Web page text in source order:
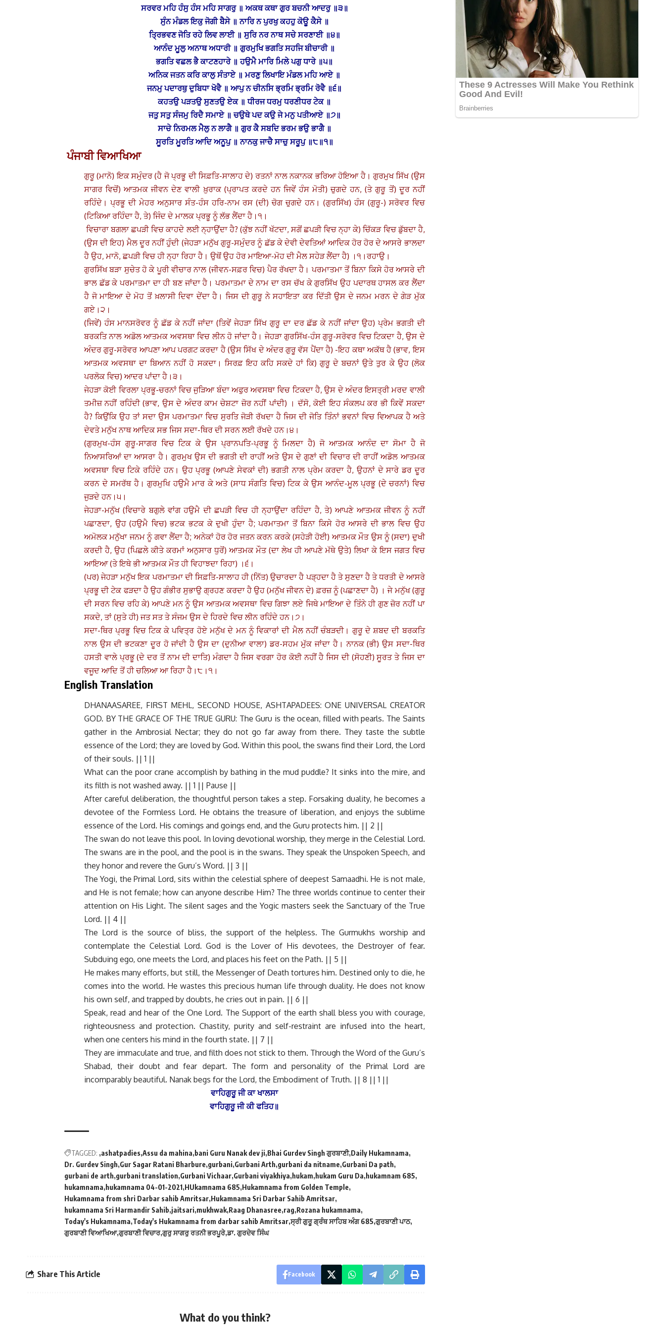
ਸਰਵਰ ਮਹਿ ਹੰਸੁ ਹੰਸ ਮਹਿ ਸਾਗਰੁ ॥ ਅਕਥ ਕਥਾ ਗੁਰ ਬਚਨੀ ਆਦਰੁ ॥੩॥
ਸੁੰਨ ਮੰਡਲ ਇਕੁ ਜੋਗੀ ਬੈਸੇ ॥ ਨਾਰਿ ਨ ਪੁਰਖੁ ਕਹਹੁ ਕੋਊ ਕੈਸੇ ॥
ਤ੍ਰਿਭਵਣ ਜੋਤਿ ਰਹੇ ਲਿਵ ਲਾਈ ॥ ਸੁਰਿ ਨਰ ਨਾਥ ਸਚੇ ਸਰਣਾਈ ॥੪॥
ਆਨੰਦ ਮੂਲੁ ਅਨਾਥ ਅਧਾਰੀ ॥ ਗੁਰਮੁਖਿ ਭਗਤਿ ਸਹਜਿ ਬੀਚਾਰੀ ॥
ਭਗਤਿ ਵਛਲ ਭੈ ਕਾਟਣਹਾਰੇ ॥ ਹਉਮੈ ਮਾਰਿ ਮਿਲੇ ਪਗੁ ਧਾਰੇ ॥੫॥
ਅਨਿਕ ਜਤਨ ਕਰਿ ਕਾਲੁ ਸੰਤਾਏ ॥ ਮਰਣੁ ਲਿਖਾਇ ਮੰਡਲ ਮਹਿ ਆਏ ॥
ਜਨਮੁ ਪਦਾਰਥੁ ਦੁਬਿਧਾ ਖੋਵੈ ॥ ਆਪੁ ਨ ਚੀਨਸਿ ਭ੍ਰਮਿ ਭ੍ਰਮਿ ਰੋਵੈ ॥੬॥
ਕਹਤਉ ਪੜਤਉ ਸੁਣਤਉ ਏਕ ॥ ਧੀਰਜ ਧਰਮੁ ਧਰਣੀਧਰ ਟੇਕ ॥
ਜਤੁ ਸਤੁ ਸੰਜਮੁ ਰਿਦੈ ਸਮਾਏ ॥ ਚਉਥੇ ਪਦ ਕਉ ਜੇ ਮਨੁ ਪਤੀਆਏ ॥੭॥
ਸਾਚੇ ਨਿਰਮਲ ਮੈਲੁ ਨ ਲਾਗੈ ॥ ਗੁਰ ਕੈ ਸਬਦਿ ਭਰਮ ਭਉ ਭਾਗੈ ॥
ਸੂਰਤਿ ਮੂਰਤਿ ਆਦਿ ਅਨੂਪੁ ॥ ਨਾਨਕੁ ਜਾਚੈ ਸਾਚੁ ਸਰੂਪੁ ॥੮॥੧॥
ਪੰਜਾਬੀ ਵਿਆਖਿਆ
ਗੁਰੂ (ਮਾਨੋ) ਇਕ ਸਮੁੰਦਰ (ਹੈ ਜੋ ਪ੍ਰਭੂ ਦੀ ਸਿਫ਼ਤਿ-ਸਾਲਾਹ ਦੇ) ਰਤਨਾਂ ਨਾਲ ਨਕਾਨਕ ਭਰਿਆ ਹੋਇਆ ਹੈ। ਗੁਰਮੁਖ ਸਿੱਖ (ਉਸ
ਸਾਗਰ ਵਿਚੋਂ) ਆਤਮਕ ਜੀਵਨ ਦੇਣ ਵਾਲੀ ਖ਼ੁਰਾਕ (ਪ੍ਰਾਪਤ ਕਰਦੇ ਹਨ ਜਿਵੇਂ ਹੰਸ ਮੋਤੀ) ਚੁਗਦੇ ਹਨ, (ਤੇ ਗੁਰੂ ਤੋਂ) ਦੂਰ ਨਹੀਂ
ਰਹਿੰਦੇ। ਪ੍ਰਭੂ ਦੀ ਮੇਹਰ ਅਨੁਸਾਰ ਸੰਤ-ਹੰਸ ਹਰਿ-ਨਾਮ ਰਸ (ਦੀ) ਚੋਗ ਚੁਗਦੇ ਹਨ। (ਗੁਰਸਿੱਖ) ਹੰਸ (ਗੁਰੂ-) ਸਰੋਵਰ ਵਿਚ
(ਟਿਕਿਆ ਰਹਿੰਦਾ ਹੈ, ਤੇ) ਜਿੰਦ ਦੇ ਮਾਲਕ ਪ੍ਰਭੂ ਨੂੰ ਲੱਭ ਲੈਂਦਾ ਹੈ।੧।
ਵਿਚਾਰਾ ਬਗਲਾ ਛਪੜੀ ਵਿਚ ਕਾਹਦੇ ਲਈ ਨ੍ਹਾਉਂਦਾ ਹੈ? (ਕੁੱਝ ਨਹੀਂ ਖੱਟਦਾ, ਸਗੋਂ ਛਪੜੀ ਵਿਚ ਨ੍ਹਾ ਕੇ) ਚਿੱਕੜ ਵਿਚ ਡੁੱਬਦਾ ਹੈ,
(ਉਸ ਦੀ ਇਹ) ਮੈਲ ਦੂਰ ਨਹੀਂ ਹੁੰਦੀ (ਜੇਹੜਾ ਮਨੁੱਖ ਗੁਰੂ-ਸਮੁੰਦਰ ਨੂੰ ਛੱਡ ਕੇ ਦੇਵੀ ਦੇਵਤਿਆਂ ਆਦਿਕ ਹੋਰ ਹੋਰ ਦੇ ਆਸਰੇ ਭਾਲਦਾ
ਹੈ ਉਹ, ਮਾਨੋ, ਛਪੜੀ ਵਿਚ ਹੀ ਨ੍ਹਾ ਰਿਹਾ ਹੈ। ਉਥੋਂ ਉਹ ਹੋਰ ਮਾਇਆ-ਮੋਹ ਦੀ ਮੈਲ ਸਹੇੜ ਲੈਂਦਾ ਹੈ) ।੧।ਰਹਾਉ।
ਗੁਰਸਿੱਖ ਬੜਾ ਸੁਚੇਤ ਹੋ ਕੇ ਪੂਰੀ ਵੀਚਾਰ ਨਾਲ (ਜੀਵਨ-ਸਫ਼ਰ ਵਿਚ) ਪੈਰ ਰੱਖਦਾ ਹੈ। ਪਰਮਾਤਮਾ ਤੋਂ ਬਿਨਾ ਕਿਸੇ ਹੋਰ ਆਸਰੇ ਦੀ
ਭਾਲ ਛੱਡ ਕੇ ਪਰਮਾਤਮਾ ਦਾ ਹੀ ਬਣ ਜਾਂਦਾ ਹੈ। ਪਰਮਾਤਮਾ ਦੇ ਨਾਮ ਦਾ ਰਸ ਚੱਖ ਕੇ ਗੁਰਸਿੱਖ ਉਹ ਪਦਾਰਥ ਹਾਸਲ ਕਰ ਲੈਂਦਾ
ਹੈ ਜੋ ਮਾਇਆ ਦੇ ਮੋਹ ਤੋਂ ਖ਼ਲਾਸੀ ਦਿਵਾ ਦੇਂਦਾ ਹੈ। ਜਿਸ ਦੀ ਗੁਰੂ ਨੇ ਸਹਾਇਤਾ ਕਰ ਦਿੱਤੀ ਉਸ ਦੇ ਜਨਮ ਮਰਨ ਦੇ ਗੇੜ ਮੁੱਕ
ਗਏ।੨।
(ਜਿਵੇਂ) ਹੰਸ ਮਾਨਸਰੋਵਰ ਨੂੰ ਛੱਡ ਕੇ ਨਹੀਂ ਜਾਂਦਾ (ਤਿਵੇਂ ਜੇਹੜਾ ਸਿੱਖ ਗੁਰੂ ਦਾ ਦਰ ਛੱਡ ਕੇ ਨਹੀਂ ਜਾਂਦਾ ਉਹ) ਪ੍ਰੇਮ ਭਗਤੀ ਦੀ
ਬਰਕਤਿ ਨਾਲ ਅਡੋਲ ਆਤਮਕ ਅਵਸਥਾ ਵਿਚ ਲੀਨ ਹੋ ਜਾਂਦਾ ਹੈ। ਜੇਹੜਾ ਗੁਰਸਿੱਖ-ਹੰਸ ਗੁਰੂ-ਸਰੋਵਰ ਵਿਚ ਟਿਕਦਾ ਹੈ, ਉਸ ਦੇ
ਅੰਦਰ ਗੁਰੂ-ਸਰੋਵਰ ਆਪਣਾ ਆਪ ਪਰਗਟ ਕਰਦਾ ਹੈ (ਉਸ ਸਿੱਖ ਦੇ ਅੰਦਰ ਗੁਰੂ ਵੱਸ ਪੈਂਦਾ ਹੈ) -ਇਹ ਕਥਾ ਅਕੱਥ ਹੈ (ਭਾਵ, ਇਸ
ਆਤਮਕ ਅਵਸਥਾ ਦਾ ਬਿਆਨ ਨਹੀਂ ਹੋ ਸਕਦਾ। ਸਿਰਫ਼ ਇਹ ਕਹਿ ਸਕਦੇ ਹਾਂ ਕਿ) ਗੁਰੂ ਦੇ ਬਚਨਾਂ ਉਤੇ ਤੁਰ ਕੇ ਉਹ (ਲੋਕ
ਪਰਲੋਕ ਵਿਚ) ਆਦਰ ਪਾਂਦਾ ਹੈ।੩।
ਜੇਹੜਾ ਕੋਈ ਵਿਰਲਾ ਪ੍ਰਭੂ-ਚਰਨਾਂ ਵਿਚ ਜੁੜਿਆ ਬੰਦਾ ਅਫੁਰ ਅਵਸਥਾ ਵਿਚ ਟਿਕਦਾ ਹੈ, ਉਸ ਦੇ ਅੰਦਰ ਇਸਤ੍ਰੀ ਮਰਦ ਵਾਲੀ
ਤਮੀਜ਼ ਨਹੀਂ ਰਹਿੰਦੀ (ਭਾਵ, ਉਸ ਦੇ ਅੰਦਰ ਕਾਮ ਚੇਸ਼ਟਾ ਜ਼ੋਰ ਨਹੀਂ ਪਾਂਦੀ) । ਦੱਸੋ, ਕੋਈ ਇਹ ਸੰਕਲਪ ਕਰ ਭੀ ਕਿਵੇਂ ਸਕਦਾ
ਹੈ? ਕਿਉਂਕਿ ਉਹ ਤਾਂ ਸਦਾ ਉਸ ਪਰਮਾਤਮਾ ਵਿਚ ਸੁਰਤਿ ਜੋੜੀ ਰੱਖਦਾ ਹੈ ਜਿਸ ਦੀ ਜੋਤਿ ਤਿੰਨਾਂ ਭਵਨਾਂ ਵਿਚ ਵਿਆਪਕ ਹੈ ਅਤੇ
ਦੇਵਤੇ ਮਨੁੱਖ ਨਾਥ ਆਦਿਕ ਸਭ ਜਿਸ ਸਦਾ-ਥਿਰ ਦੀ ਸਰਨ ਲਈ ਰੱਖਦੇ ਹਨ।੪।
(ਗੁਰਮੁਖ-ਹੰਸ ਗੁਰੂ-ਸਾਗਰ ਵਿਚ ਟਿਕ ਕੇ ਉਸ ਪ੍ਰਾਨਪਤਿ-ਪ੍ਰਭੂ ਨੂੰ ਮਿਲਦਾ ਹੈ) ਜੋ ਆਤਮਕ ਆਨੰਦ ਦਾ ਸੋਮਾ ਹੈ ਜੋ
ਨਿਆਸਰਿਆਂ ਦਾ ਆਸਰਾ ਹੈ। ਗੁਰਮੁਖ ਉਸ ਦੀ ਭਗਤੀ ਦੀ ਰਾਹੀਂ ਅਤੇ ਉਸ ਦੇ ਗੁਣਾਂ ਦੀ ਵਿਚਾਰ ਦੀ ਰਾਹੀਂ ਅਡੋਲ ਆਤਮਕ
ਅਵਸਥਾ ਵਿਚ ਟਿਕੇ ਰਹਿੰਦੇ ਹਨ। ਉਹ ਪ੍ਰਭੂ (ਆਪਣੇ ਸੇਵਕਾਂ ਦੀ) ਭਗਤੀ ਨਾਲ ਪ੍ਰੇਮ ਕਰਦਾ ਹੈ, ਉਹਨਾਂ ਦੇ ਸਾਰੇ ਡਰ ਦੂਰ
ਕਰਨ ਦੇ ਸਮਰੱਥ ਹੈ। ਗੁਰਮੁਖਿ ਹਉਮੈ ਮਾਰ ਕੇ ਅਤੇ (ਸਾਧ ਸੰਗਤਿ ਵਿਚ) ਟਿਕ ਕੇ ਉਸ ਆਨੰਦ-ਮੂਲ ਪ੍ਰਭੂ (ਦੇ ਚਰਨਾਂ) ਵਿਚ
ਜੁੜਦੇ ਹਨ।੫।
ਜੇਹੜਾ-ਮਨੁੱਖ (ਵਿਚਾਰੇ ਬਗੁਲੇ ਵਾਂਗ ਹਉਮੈ ਦੀ ਛਪੜੀ ਵਿਚ ਹੀ ਨ੍ਹਾਉਂਦਾ ਰਹਿੰਦਾ ਹੈ, ਤੇ) ਆਪਣੇ ਆਤਮਕ ਜੀਵਨ ਨੂੰ ਨਹੀਂ
ਪਛਾਣਦਾ, ਉਹ (ਹਉਮੈ ਵਿਚ) ਭਟਕ ਭਟਕ ਕੇ ਦੁਖੀ ਹੁੰਦਾ ਹੈ; ਪਰਮਾਤਮਾ ਤੋਂ ਬਿਨਾ ਕਿਸੇ ਹੋਰ ਆਸਰੇ ਦੀ ਭਾਲ ਵਿਚ ਉਹ
ਅਮੋਲਕ ਮਨੁੱਖਾ ਜਨਮ ਨੂੰ ਗਵਾ ਲੈਂਦਾ ਹੈ; ਅਨੇਕਾਂ ਹੋਰ ਹੋਰ ਜਤਨ ਕਰਨ ਕਰਕੇ (ਸਹੇੜੀ ਹੋਈ) ਆਤਮਕ ਮੌਤ ਉਸ ਨੂੰ (ਸਦਾ) ਦੁਖੀ
ਕਰਦੀ ਹੈ, ਉਹ (ਪਿਛਲੇ ਕੀਤੇ ਕਰਮਾਂ ਅਨੁਸਾਰ ਧੁਰੋਂ) ਆਤਮਕ ਮੌਤ (ਦਾ ਲੇਖ ਹੀ ਆਪਣੇ ਮੱਥੇ ਉਤੇ) ਲਿਖਾ ਕੇ ਇਸ ਜਗਤ ਵਿਚ
ਆਇਆ (ਤੇ ਇਥੇ ਭੀ ਆਤਮਕ ਮੌਤ ਹੀ ਵਿਹਾਝਦਾ ਰਿਹਾ) ।੬।
(ਪਰ) ਜੇਹੜਾ ਮਨੁੱਖ ਇਕ ਪਰਮਾਤਮਾ ਦੀ ਸਿਫ਼ਤਿ-ਸਾਲਾਹ ਹੀ (ਨਿੱਤ) ਉਚਾਰਦਾ ਹੈ ਪੜ੍ਹਦਾ ਹੈ ਤੇ ਸੁਣਦਾ ਹੈ ਤੇ ਧਰਤੀ ਦੇ ਆਸਰੇ
ਪ੍ਰਭੂ ਦੀ ਟੇਕ ਫੜਦਾ ਹੈ ਉਹ ਗੰਭੀਰ ਸੁਭਾਉ ਗ੍ਰਹਣ ਕਰਦਾ ਹੈ ਉਹ (ਮਨੁੱਖ ਜੀਵਨ ਦੇ) ਫ਼ਰਜ਼ ਨੂੰ (ਪਛਾਣਦਾ ਹੈ) ।ਜੇ ਮਨੁੱਖ (ਗੁਰੂ
ਦੀ ਸਰਨ ਵਿਚ ਰਹਿ ਕੇ) ਆਪਣੇ ਮਨ ਨੂੰ ਉਸ ਆਤਮਕ ਅਵਸਥਾ ਵਿਚ ਗਿਝਾ ਲਏ ਜਿਥੇ ਮਾਇਆ ਦੇ ਤਿੰਨੇ ਹੀ ਗੁਣ ਜ਼ੋਰ ਨਹੀਂ ਪਾ
ਸਕਦੇ, ਤਾਂ (ਸੁਤੇ ਹੀ) ਜਤ ਸਤ ਤੇ ਸੰਜਮ ਉਸ ਦੇ ਹਿਰਦੇ ਵਿਚ ਲੀਨ ਰਹਿੰਦੇ ਹਨ।੭।
ਸਦਾ-ਥਿਰ ਪ੍ਰਭੂ ਵਿਚ ਟਿਕ ਕੇ ਪਵਿਤ੍ਰ ਹੋਏ ਮਨੁੱਖ ਦੇ ਮਨ ਨੂੰ ਵਿਕਾਰਾਂ ਦੀ ਮੈਲ ਨਹੀਂ ਚੰਬੜਦੀ। ਗੁਰੂ ਦੇ ਸ਼ਬਦ ਦੀ ਬਰਕਤਿ
ਨਾਲ ਉਸ ਦੀ ਭਟਕਣਾ ਦੂਰ ਹੋ ਜਾਂਦੀ ਹੈ ਉਸ ਦਾ (ਦੁਨੀਆ ਵਾਲਾ) ਡਰ-ਸਹਮ ਮੁੱਕ ਜਾਂਦਾ ਹੈ।ਨਾਨਕ (ਭੀ) ਉਸ ਸਦਾ-ਥਿਰ
ਹਸਤੀ ਵਾਲੇ ਪ੍ਰਭੂ (ਦੇ ਦਰ ਤੋਂ ਨਾਮ ਦੀ ਦਾਤਿ) ਮੰਗਦਾ ਹੈ ਜਿਸ ਵਰਗਾ ਹੋਰ ਕੋਈ ਨਹੀਂ ਹੈ ਜਿਸ ਦੀ (ਸੋਹਣੀ) ਸੂਰਤ ਤੇ ਜਿਸ ਦਾ
ਵਜੂਦ ਆਦਿ ਤੋਂ ਹੀ ਚਲਿਆ ਆ ਰਿਹਾ ਹੈ।੮।੧।
English Translation
DHANAASAREE, FIRST MEHL, SECOND HOUSE, ASHTAPADEES: ONE UNIVERSAL CREATOR
GOD. BY THE GRACE OF THE TRUE GURU: The Guru is the ocean, filled with pearls. The Saints
gather in the Ambrosial Nectar; they do not go far away from there. They taste the subtle
essence of the Lord; they are loved by God. Within this pool, the swans find their Lord, the Lord
of their souls. || 1 ||
What can the poor crane accomplish by bathing in the mud puddle? It sinks into the mire, and
its filth is not washed away. || 1 || Pause ||
After careful deliberation, the thoughtful person takes a step. Forsaking duality, he becomes a
devotee of the Formless Lord. He obtains the treasure of liberation, and enjoys the sublime
essence of the Lord. His comings and goings end, and the Guru protects him. || 2 ||
The swan do not leave this pool. In loving devotional worship, they merge in the Celestial Lord.
The swans are in the pool, and the pool is in the swans. They speak the Unspoken Speech, and
they honor and revere the Guru’s Word. || 3 ||
The Yogi, the Primal Lord, sits within the celestial sphere of deepest Samaadhi. He is not male,
and He is not female; how can anyone describe Him? The three worlds continue to center their
attention on His Light. The silent sages and the Yogic masters seek the Sanctuary of the True
Lord. || 4 ||
The Lord is the source of bliss, the support of the helpless. The Gurmukhs worship and
contemplate the Celestial Lord. God is the Lover of His devotees, the Destroyer of fear.
Subduing ego, one meets the Lord, and places his feet on the Path. || 5 ||
He makes many efforts, but still, the Messenger of Death tortures him. Destined only to die, he
comes into the world. He wastes this precious human life through duality. He does not know
his own self, and trapped by doubts, he cries out in pain. || 6 ||
Speak, read and hear of the One Lord. The Support of the earth shall bless you with courage,
righteousness and protection. Chastity, purity and self-restraint are infused into the heart,
when one centers his mind in the fourth state. || 7 ||
They are immaculate and true, and filth does not stick to them. Through the Word of the Guru’s
Shabad, their doubt and fear depart. The form and personality of the Primal Lord are
incomparably beautiful. Nanak begs for the Lord, the Embodiment of Truth. || 8 || 1 ||
ਵਾਹਿਗੁਰੂ ਜੀ ਕਾ ਖਾਲਸਾ
ਵਾਹਿਗੁਰੂ ਜੀ ਕੀ ਫਤਿਹ॥
TAGGED: ashatpadies Assu da mahina bani Guru Nanak dev ji Bhai Gurdev Singh ਗੁਰਬਾਣੀ Daily Hukamnama
Dr. Gurdev Singh Gur Sagar Ratani Bharbure gurbani Gurbani Arth gurbani da nitname Gurbani Da path
gurbani de arth gurbani translation Gurbani Vichaar Gurbani viyakhiya hukam hukam Guru Da hukamnam 685
hukamnama hukamnama 04-01-2021 HUkamnama 685 Hukamnama from Golden Temple
Hukamnama from shri Darbar sahib Amritsar Hukamnama Sri Darbar Sahib Amritsar
hukamnama Sri Harmandir Sahib jaitsari mukhwak Raag Dhanasree rag Rozana hukamnama
Today's Hukamnama Today's Hukamnama from darbar sahib Amritsar ਸ੍ਰੀ ਗੁਰੂ ਗ੍ਰੰਥ ਸਾਹਿਬ ਅੰਗ 685 ਗੁਰਬਾਣੀ ਪਾਠ
ਗੁਰਬਾਣੀ ਵਿਆਖਿਆ ਗੁਰਬਾਣੀ ਵਿਚਾਰ ਗੁਰੁ ਸਾਗਰੁ ਰਤਨੀ ਭਰਪੂਰੇ ਡਾ. ਗੁਰਦੇਵ ਸਿੰਘ
Share This Article Facebook
What do you think?